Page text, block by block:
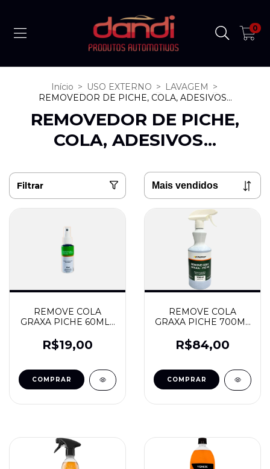
0
Início > USO EXTERNO > LAVAGEM >
REMOVEDOR DE PICHE, COLA, ADESIVOS...
REMOVEDOR DE PICHE,
COLA, ADESIVOS...
Filtrar
REMOVE COLA
GRAXA PICHE 60ML -
R$19,00
REMOVE COLA
GRAXA PICHE 700ML
R$84,00